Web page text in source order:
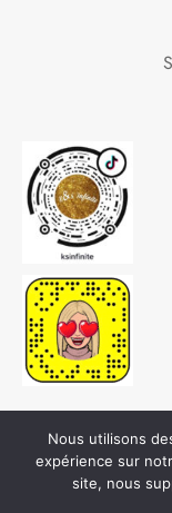
Nous utilisons
expérience sur
site, nous